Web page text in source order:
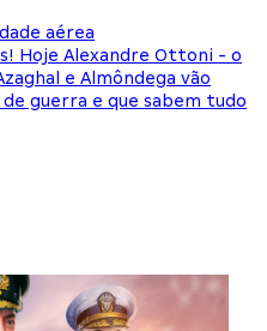
aérea
Hoje Alexandre Ottoni - o
e Almôndega vão
guerra e que sabem tudo